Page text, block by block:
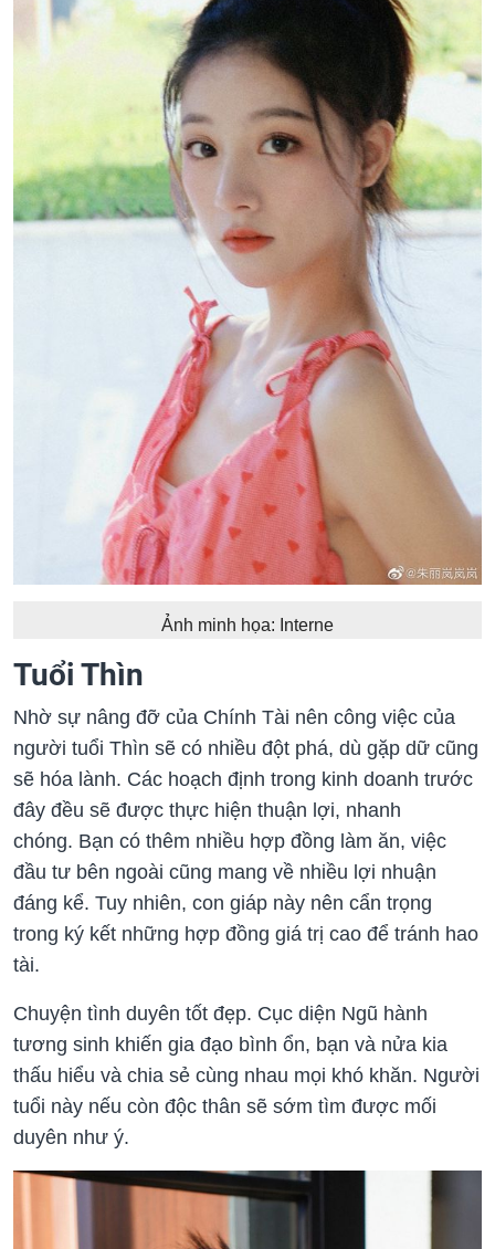
Ảnh minh họa: Interne
Tuổi Thìn
Nhờ sự nâng đỡ của Chính Tài nên công việc của
người tuổi Thìn sẽ có nhiều đột phá, dù gặp dữ cũng
sẽ hóa lành. Các hoạch định trong kinh doanh trước
đây đều sẽ được thực hiện thuận lợi, nhanh
chóng. Bạn có thêm nhiều hợp đồng làm ăn, việc
đầu tư bên ngoài cũng mang về nhiều lợi nhuận
đáng kể. Tuy nhiên, con giáp này nên cẩn trọng
trong ký kết những hợp đồng giá trị cao để tránh hao
tài.
Chuyện tình duyên tốt đẹp. Cục diện Ngũ hành
tương sinh khiến gia đạo bình ổn, bạn và nửa kia
thấu hiểu và chia sẻ cùng nhau mọi khó khăn. Người
tuổi này nếu còn độc thân sẽ sớm tìm được mối
duyên như ý.